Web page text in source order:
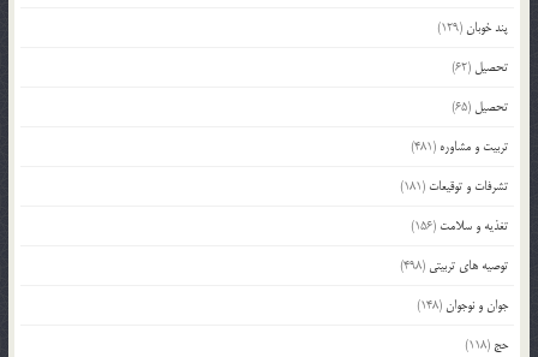
پند خوبان(129)
تحصیل (62)
تحصیل (65)
تربیت و مشاوره (481)
تشرفات و توقیعات (181)
تغذیه و سلامت (156)
توصیه های تربیتی (498)
جوان و نوجوان(148)
حج (118)